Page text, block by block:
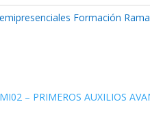
Formación Rama